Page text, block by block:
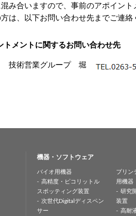
み合いますので、事前のアポイント
は、以下お問い合わせ先までご連絡
トメントに関するお問い合わせ先
技術営業グループ 堀
機器・ソフトウェア
バイオ用機器
高精度・ピコリットル
スポッティング装置
次世代Digitalディスペン
サー
プリン
用機器
研究
装置
高耐